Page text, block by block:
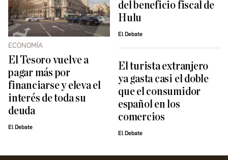
ECONOMÍA
El Tesoro vuelve a
pagar más por
financiarse y eleva el
interés de toda su
deuda
El Debate
del beneficio fiscal de
Hulu
El Debate
El turista extranjero
ya gasta casi el doble
que el consumidor
español en los
comercios
El Debate